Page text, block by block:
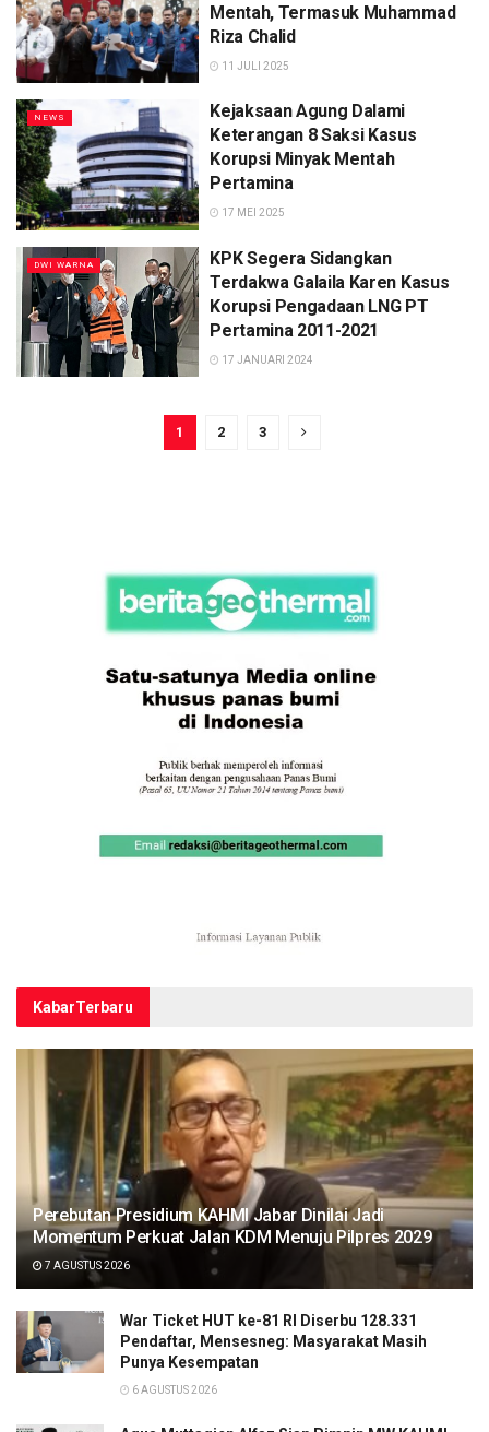
Mentah, Termasuk Muhammad
Riza Chalid
11 JULI 2025
NEWS
Kejaksaan Agung Dalami
Keterangan 8 Saksi Kasus
Korupsi Minyak Mentah
Pertamina
17 MEI 2025
DWI WARNA
KPK Segera Sidangkan
Terdakwa Galaila Karen Kasus
Korupsi Pengadaan LNG PT
Pertamina 2011-2021
17 JANUARI 2024
1 2 3
KabarTerbaru
Perebutan Presidium KAHMI Jabar Dinilai Jadi
Momentum Perkuat Jalan KDM Menuju Pilpres 2029
7 AGUSTUS 2026
War Ticket HUT ke-81 RI Diserbu 128.331
Pendaftar, Mensesneg: Masyarakat Masih
Punya Kesempatan
6 AGUSTUS 2026